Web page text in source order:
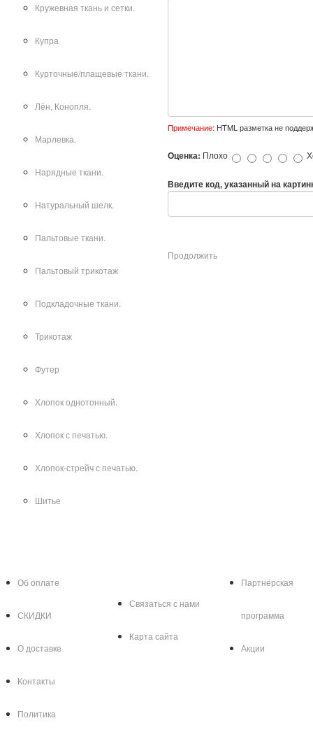
Кружевная ткань и сетки.
Купра
Курточные/плащевые ткани.
Лён, Конопля.
Марлевка.
Нарядные ткани.
Натуральный шелк.
Пальтовые ткани.
Пальтовый трикотаж
Подкладочные ткани.
Трикотаж
Футер
Хлопок однотонный.
Хлопок с печатью.
Хлопок-стрейч с печатью.
Шитье
Примечание: HTML разметка не
Оценка: Плохо
Введите код, указанный на
Продолжить
Об оплате
СКИДКИ
О доставке
Контакты
Политика
Связаться с нами
Карта сайта
Партнёрская
программа
Акции